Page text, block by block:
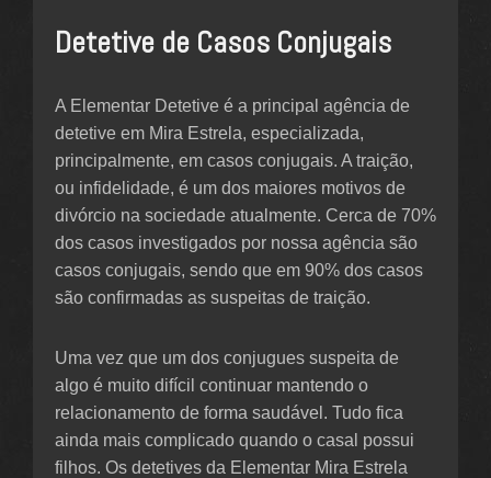
Detetive de Casos Conjugais
A Elementar Detetive é a principal agência de
detetive em Mira Estrela, especializada,
principalmente, em casos conjugais. A traição,
ou infidelidade, é um dos maiores motivos de
divórcio na sociedade atualmente. Cerca de 70%
dos casos investigados por nossa agência são
casos conjugais, sendo que em 90% dos casos
são confirmadas as suspeitas de traição.
Uma vez que um dos conjugues suspeita de
algo é muito difícil continuar mantendo o
relacionamento de forma saudável. Tudo fica
ainda mais complicado quando o casal possui
filhos. Os detetives da Elementar Mira Estrela